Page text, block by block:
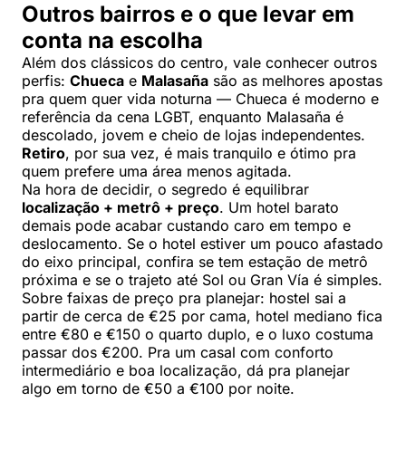
Outros bairros e o que levar em
conta na escolha
Além dos clássicos do centro, vale conhecer outros
perfis: Chueca e Malasaña são as melhores apostas
pra quem quer vida noturna — Chueca é moderno e
referência da cena LGBT, enquanto Malasaña é
descolado, jovem e cheio de lojas independentes.
Retiro, por sua vez, é mais tranquilo e ótimo pra
quem prefere uma área menos agitada.
Na hora de decidir, o segredo é equilibrar
localização + metrô + preço. Um hotel barato
demais pode acabar custando caro em tempo e
deslocamento. Se o hotel estiver um pouco afastado
do eixo principal, confira se tem estação de metrô
próxima e se o trajeto até Sol ou Gran Vía é simples.
Sobre faixas de preço pra planejar: hostel sai a
partir de cerca de €25 por cama, hotel mediano fica
entre €80 e €150 o quarto duplo, e o luxo costuma
passar dos €200. Pra um casal com conforto
intermediário e boa localização, dá pra planejar
algo em torno de €50 a €100 por noite.